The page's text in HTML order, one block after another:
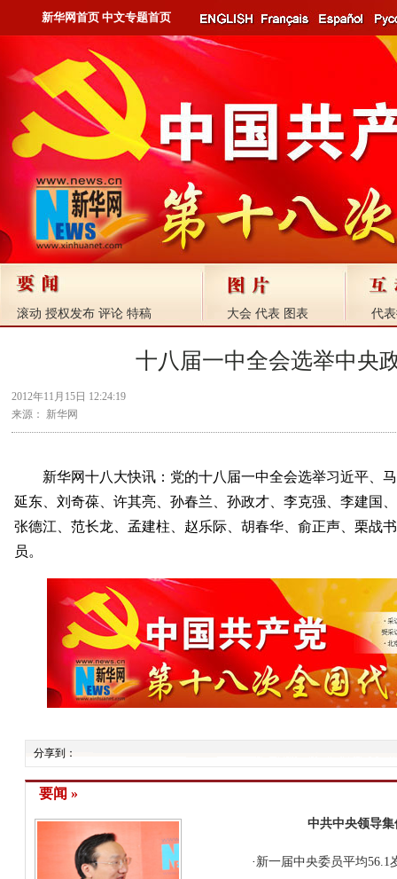
新华网首页 中文专题首页
滚动 授权发布 评论 特稿 大会 代表 图表 代
十八届一中全会选举中央
2012年11月15日 12:24:19
来源： 新华网
新华网十八大快讯： 党的十八届一中全会选举习近平、
延东、刘奇葆、许其亮、孙春兰、孙政才、李克强、李建国
张德江、范长龙、孟建柱、赵乐际、胡春华、俞正声、栗战
员。
分享到：
要闻 »
中共中央领导
· 新一届中央委员平均56.1岁